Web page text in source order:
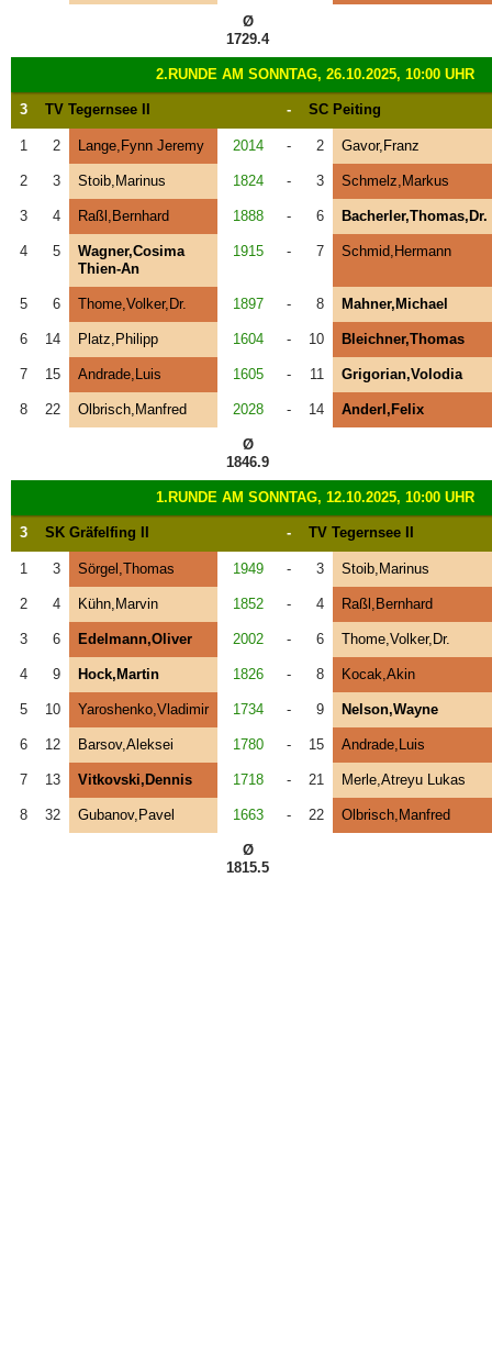
Ø
1729.4
2.RUNDE AM SONNTAG, 26.10.2025, 10:00 UHR
3 TV Tegernsee II - SC Peiting
1 2 Lange,Fynn Jeremy 2014 - 2 Gavor,Franz
2 3 Stoib,Marinus 1824 - 3 Schmelz,Markus
3 4 Raßl,Bernhard 1888 - 6 Bacherler,Thomas,Dr.
4 5
Wagner,Cosima
Thien-An
1915 - 7 Schmid,Hermann
5 6 Thome,Volker,Dr. 1897 - 8 Mahner,Michael
6 14 Platz,Philipp 1604 - 10 Bleichner,Thomas
7 15 Andrade,Luis 1605 - 11 Grigorian,Volodia
8 22 Olbrisch,Manfred 2028 - 14 Anderl,Felix
Ø
1846.9
1.RUNDE AM SONNTAG, 12.10.2025, 10:00 UHR
3 SK Gräfelfing II - TV Tegernsee II
1 3 Sörgel,Thomas 1949 - 3 Stoib,Marinus
2 4 Kühn,Marvin 1852 - 4 Raßl,Bernhard
3 6 Edelmann,Oliver 2002 - 6 Thome,Volker,Dr.
4 9 Hock,Martin 1826 - 8 Kocak,Akin
5 10 Yaroshenko,Vladimir 1734 - 9 Nelson,Wayne
6 12 Barsov,Aleksei 1780 - 15 Andrade,Luis
7 13 Vitkovski,Dennis 1718 - 21 Merle,Atreyu Lukas
8 32 Gubanov,Pavel 1663 - 22 Olbrisch,Manfred
Ø
1815.5